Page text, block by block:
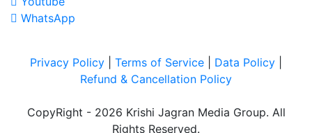
WhatsApp
Privacy Policy Terms of Service Data Policy
Refund & Cancellation Policy
CopyRight - 2026 Krishi Jagran Media Group. All
Rights Reserved.